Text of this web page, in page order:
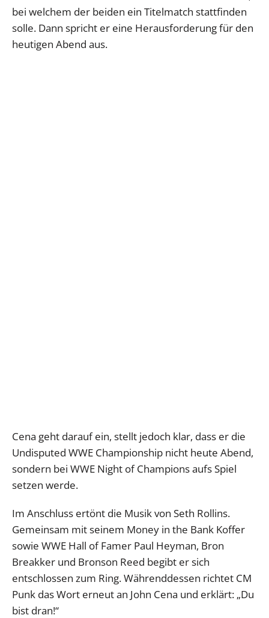
bei welchem der beiden ein Titelmatch stattfinden
solle. Dann spricht er eine Herausforderung für den
heutigen Abend aus.
Cena geht darauf ein, stellt jedoch klar, dass er die
Undisputed WWE Championship nicht heute Abend,
sondern bei WWE Night of Champions aufs Spiel
setzen werde.
Im Anschluss ertönt die Musik von Seth Rollins.
Gemeinsam mit seinem Money in the Bank Koffer
sowie WWE Hall of Famer Paul Heyman, Bron
Breakker und Bronson Reed begibt er sich
entschlossen zum Ring. Währenddessen richtet CM
Punk das Wort erneut an John Cena und erklärt: „Du
bist dran!“